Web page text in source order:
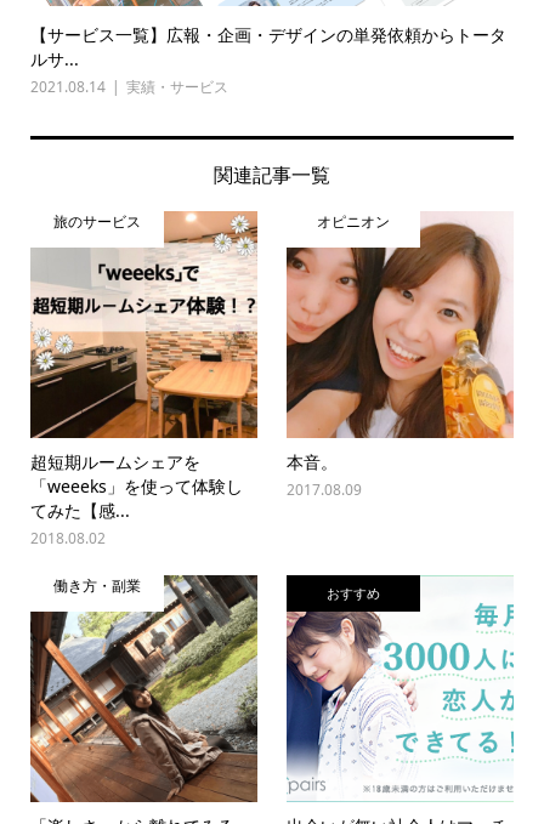
【サービス一覧】広報・企画・デザインの単発依頼からトータ
ルサ...
2021.08.14 実績・サービス
関連記事一覧
旅のサービス
超短期ルームシェアを
「weeeks」を使って体験し
てみた【感...
2018.08.02
オピニオン
本音。
2017.08.09
働き方・副業 おすすめ